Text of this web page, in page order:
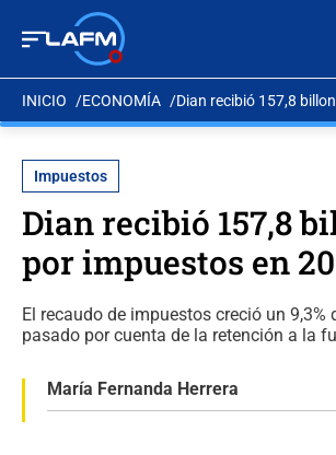
INICIO ECONOMÍA Dian recibió 157,8
Impuestos
Dian recibió 157,8
por impuestos en
El recaudo de impuestos creció un 9,3%
pasado por cuenta de la retención a la
María Fernanda Herrera